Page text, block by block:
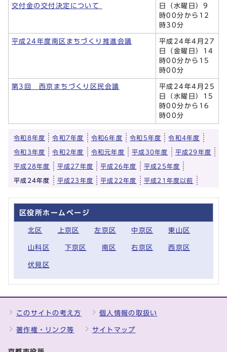
交付金の交付決定について
日（水曜日）9
時00分から12
時30分
平成24年度南区まちづくり推進会議
平成24年4月27
日（金曜日）14
時00分から15
時00分
第3回 西京まちづくり区民会議
平成24年4月25
日（水曜日）15
時00分から16
時00分
令和8年度 令和7年度 令和6年度 令和5年度 令和4年度
令和3年度 令和2年度 令和元年度 平成30年度 平成29年度
平成28年度 平成27年度 平成26年度 平成25年度
平成24年度 平成23年度 平成22年度 平成21年度以前
区役所ホームページ
北区 上京区 左京区 中京区 東山区
山科区 下京区 南区 右京区 西京区
伏見区
このサイトの考え方 個人情報の取扱い
著作権・リンク等 サイトマップ